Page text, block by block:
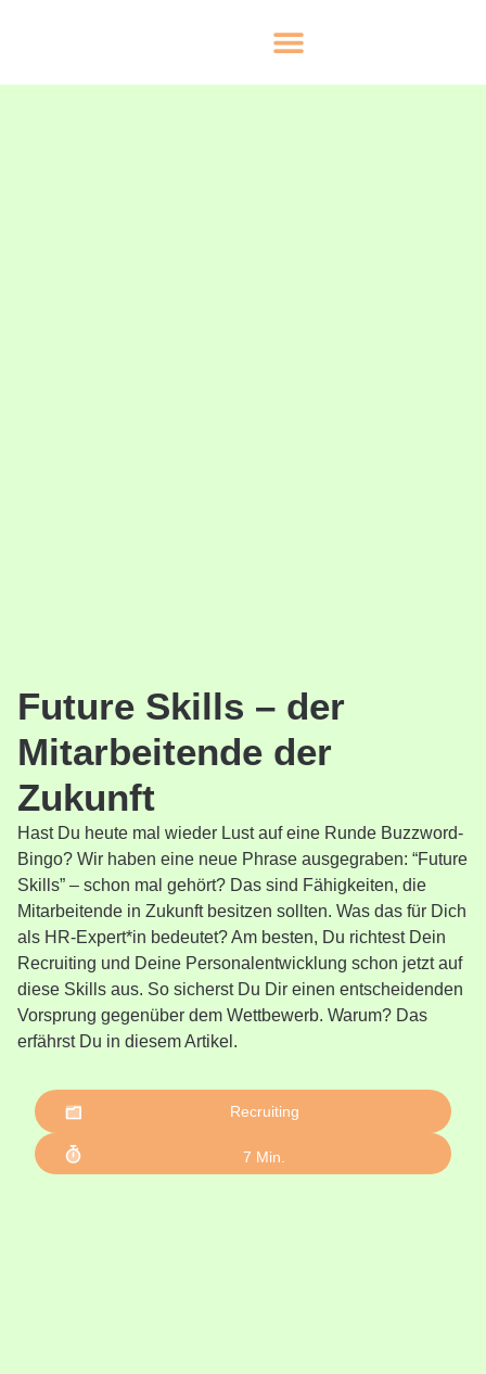
Future Skills – der
Mitarbeitende der
Zukunft
Hast Du heute mal wieder Lust auf eine Runde Buzzword-
Bingo? Wir haben eine neue Phrase ausgegraben: “Future
Skills” – schon mal gehört? Das sind Fähigkeiten, die
Mitarbeitende in Zukunft besitzen sollten. Was das für Dich
als HR-Expert*in bedeutet? Am besten, Du richtest Dein
Recruiting und Deine Personalentwicklung schon jetzt auf
diese Skills aus. So sicherst Du Dir einen entscheidenden
Vorsprung gegenüber dem Wettbewerb. Warum? Das
erfährst Du in diesem Artikel.
Recruiting
7 Min.